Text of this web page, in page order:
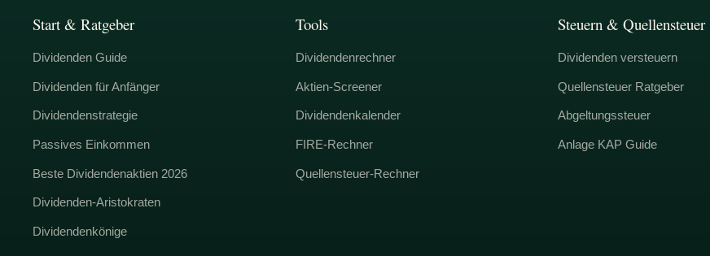
Start & Ratgeber
Dividenden Guide
Dividenden für Anfänger
Dividendenstrategie
Passives Einkommen
Beste Dividendenaktien 2026
Dividenden-Aristokraten
Dividendenkönige
Tools
Dividendenrechner
Aktien-Screener
Dividendenkalender
FIRE-Rechner
Quellensteuer-Rechner
Steuern & Quellensteuer
Dividenden versteuern
Quellensteuer Ratgeber
Abgeltungssteuer
Anlage KAP Guide